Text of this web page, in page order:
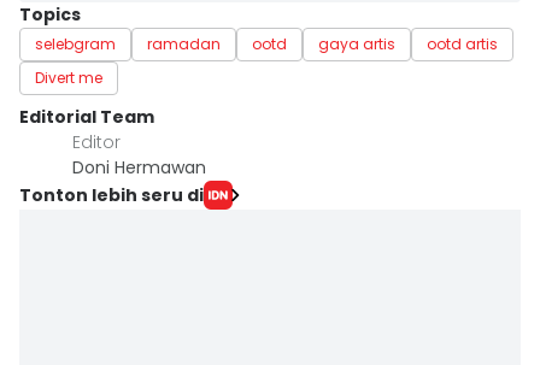
Topics
selebgram ramadan ootd gaya artis
ootd artis
Divert me
Editorial Team
Editor
Doni Hermawan
Tonton lebih seru di